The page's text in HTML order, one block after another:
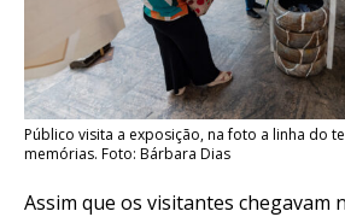
Público visita a exposição, na foto a linha do
memórias. Foto: Bárbara Dias
Assim que os visitantes chegavam